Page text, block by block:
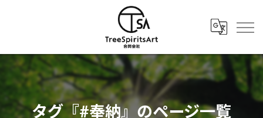
タグ『#奉納』のページ一覧